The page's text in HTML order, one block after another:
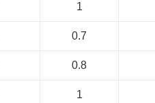
1
0.7
0.8
1